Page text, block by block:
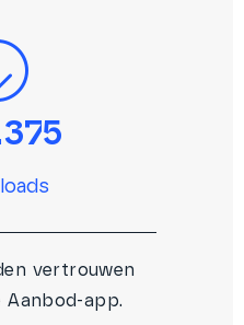
vertrouwen
Aanbod-app.